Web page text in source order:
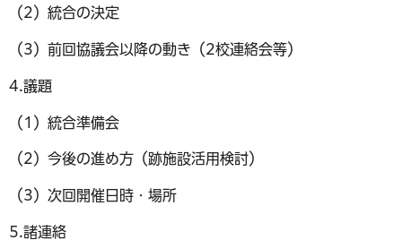
（2）統合の決定
（3）前回協議会以降の動き（2校連絡会等）
4.議題
（1）統合準備会
（2）今後の進め方（跡施設活用検討）
（3）次回開催日時・場所
5.諸連絡